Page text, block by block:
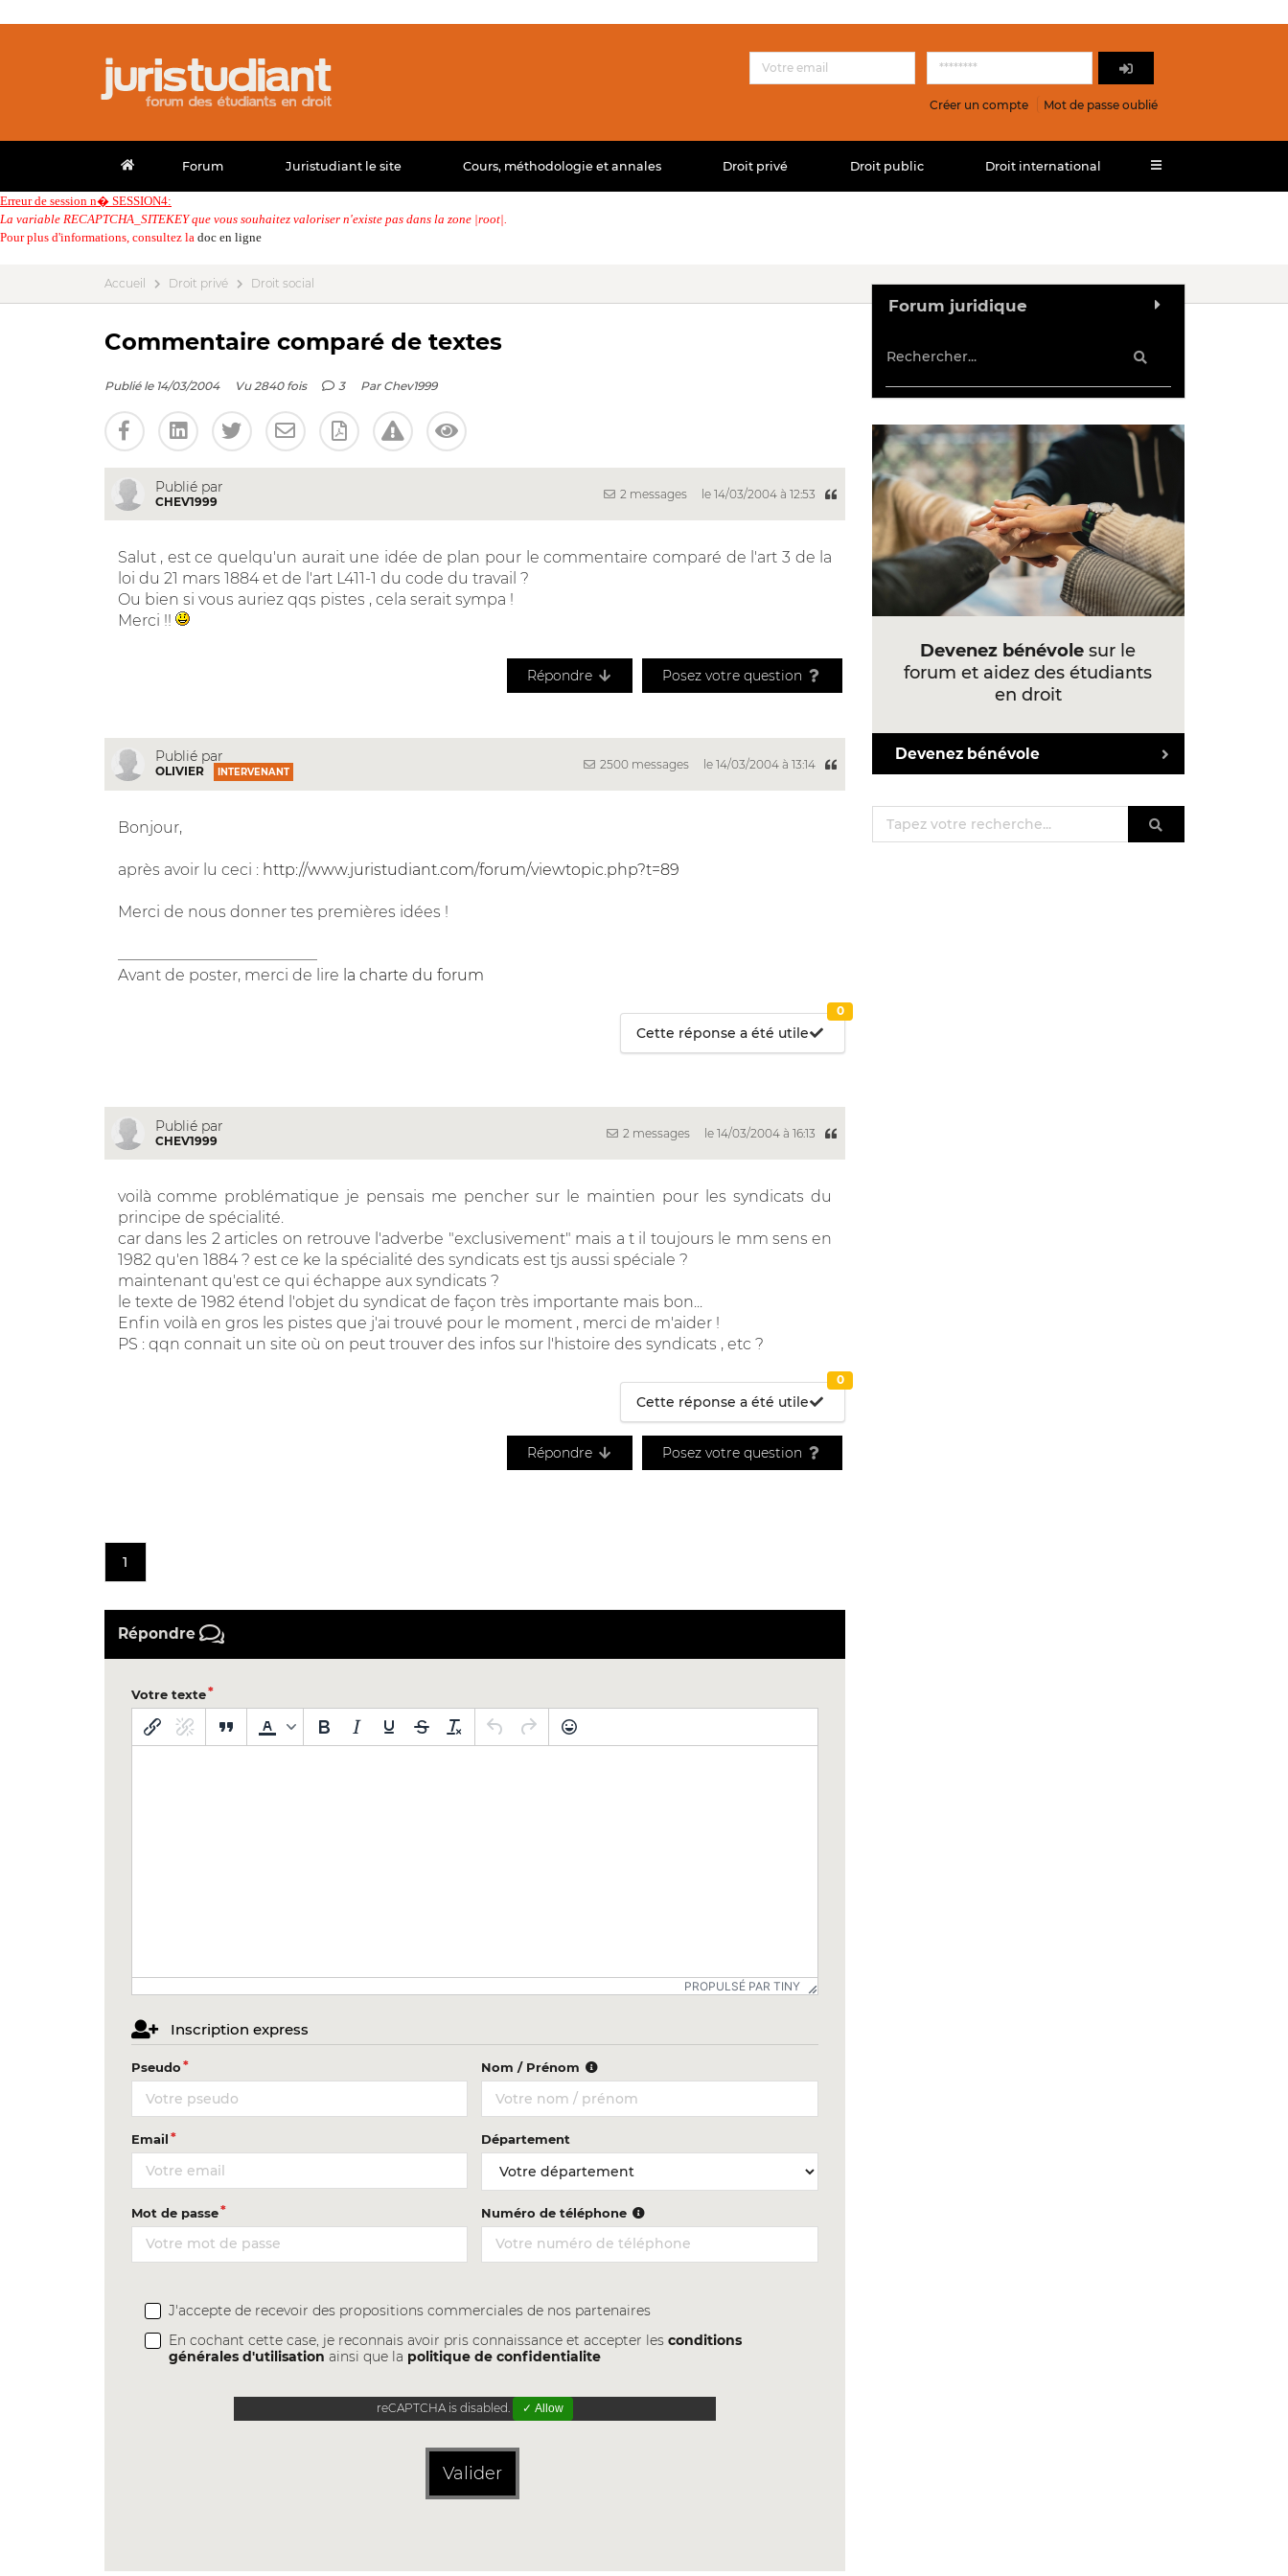
Créer un compte Mot de passe oublié
Forum Juristudiant le site Cours, méthodologie et annales Droit privé Droit public Droit international
Erreur de session n� SESSION4:
La variable RECAPTCHA_SITEKEY que vous souhaitez valoriser n'existe pas dans la zone |root|.
Pour plus d'informations, consultez la doc en ligne
Accueil Droit privé Droit social
Commentaire comparé de textes
Publié le 14/03/2004 Vu 2840 fois 3 Par Chev1999
Publié par
CHEV1999
2 messages le 14/03/2004 à 12:53
Salut , est ce quelqu'un aurait une idée de plan pour le commentaire comparé de l'art 3 de la
loi du 21 mars 1884 et de l'art L411-1 du code du travail ?
Ou bien si vous auriez qqs pistes , cela serait sympa !
Merci !!
Répondre Posez votre question
Publié par
OLIVIER INTERVENANT
2500 messages le 14/03/2004 à 13:14
Bonjour,
après avoir lu ceci : http://www.juristudiant.com/forum/viewtopic.php?t=89
Merci de nous donner tes premières idées !
Avant de poster, merci de lire la charte du forum
Cette réponse a été utile
0
Publié par
CHEV1999
2 messages le 14/03/2004 à 16:13
voilà comme problématique je pensais me pencher sur le maintien pour les syndicats du
principe de spécialité.
car dans les 2 articles on retrouve l'adverbe "exclusivement" mais a t il toujours le mm sens en
1982 qu'en 1884 ? est ce ke la spécialité des syndicats est tjs aussi spéciale ?
maintenant qu'est ce qui échappe aux syndicats ?
le texte de 1982 étend l'objet du syndicat de façon très importante mais bon...
Enfin voilà en gros les pistes que j'ai trouvé pour le moment , merci de m'aider !
PS : qqn connait un site où on peut trouver des infos sur l'histoire des syndicats , etc ?
Cette réponse a été utile
0
Répondre Posez votre question
1
Répondre
Votre texte
PROPULSÉ PAR TINY
Inscription express
Pseudo Nom / Prénom
Email Département
Mot de passe Numéro de téléphone
J'accepte de recevoir des propositions commerciales de nos partenaires
En cochant cette case, je reconnais avoir pris connaissance et accepter lesconditions
générales d'utilisation ainsi que la politique de confidentialite
reCAPTCHA is disabled. ✓ Allow
Valider
Forum juridique
Devenez bénévole sur le
forum et aidez des étudiants
en droit
Devenez bénévole